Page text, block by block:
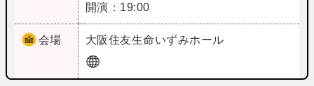
開演：19:00
会場 大阪住友生命いずみホール